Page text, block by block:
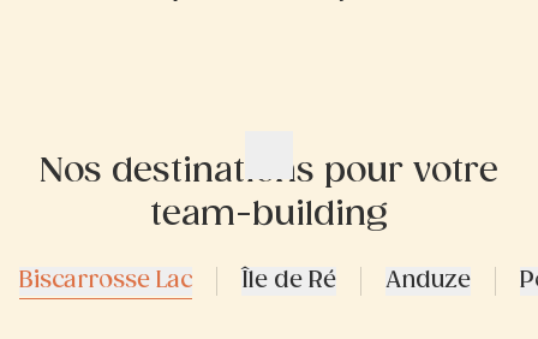
Nos destinations pour votre
team-building
Biscarrosse Lac Île de Ré Anduze